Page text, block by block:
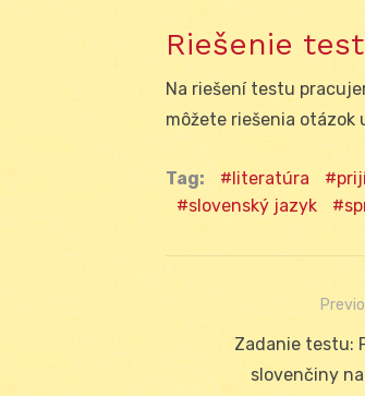
Riešenie
Na riešení testu
môžete riešenia otázok
Tag: literatúra
slovenský jazyk
Navigácia
Previous
Zadanie testu:
slovenčiny